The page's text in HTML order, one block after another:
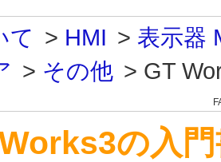
て > HMI > 表示器
> その他 > GT
の入